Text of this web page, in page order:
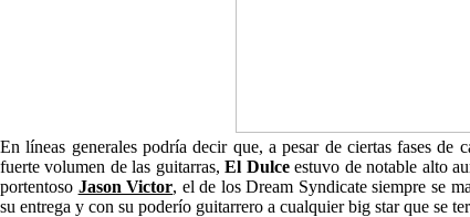
En líneas generales podría decir que, a pesar de ciertas fases
fuerte volumen de las guitarras,El Dulceestuvo de notable alto
portentoso Jason Victor, el de los Dream Syndicate siempre se
su entrega y con su poderío guitarrero a cualquier big star que se